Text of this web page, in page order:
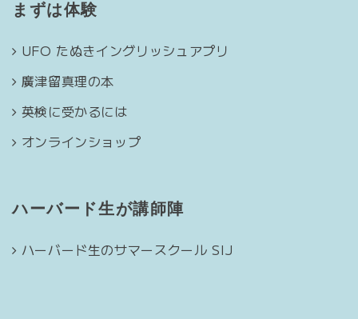
まずは体験
UFO たぬきイングリッシュアプリ
廣津留真理の本
英検に受かるには
オンラインショップ
ハーバード生が講師陣
ハーバード生のサマースクール SIJ